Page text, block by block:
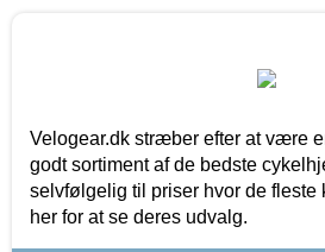
Velogear.dk stræber efter at være
godt sortiment af de bedste
selvfølgelig til priser hvor de
her for at se deres udvalg.